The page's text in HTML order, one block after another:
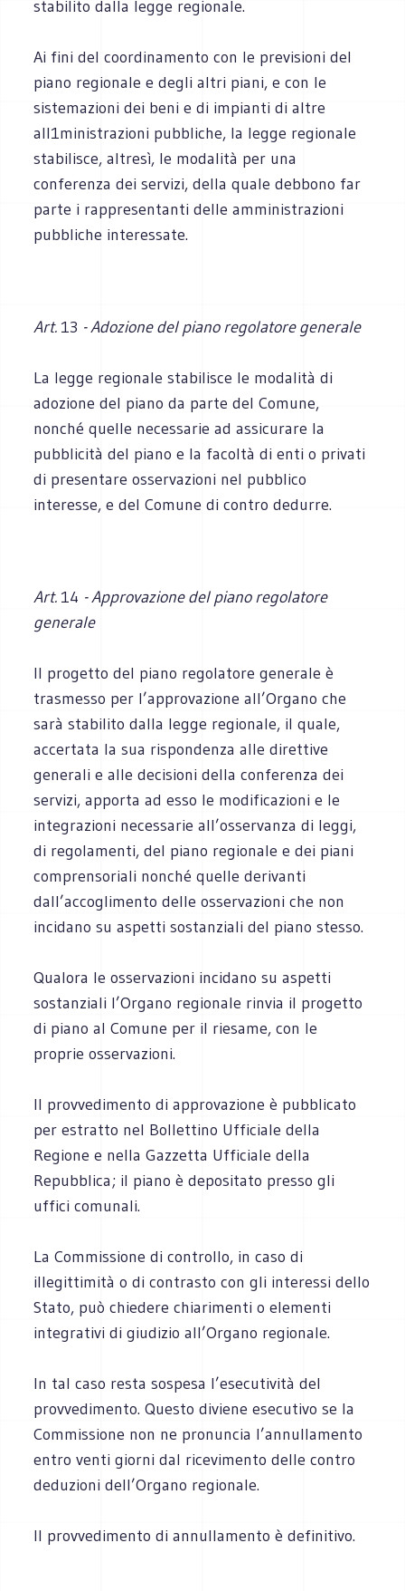
stabilito dalla legge regionale.
Ai fini del coordinamento con le previsioni del
piano regionale e degli altri piani, e con le
sistemazioni dei beni e di impianti di altre
aIl1ministrazioni pubbliche, la legge regionale
stabilisce, altresì, le modalità per una
conferenza dei servizi, della quale debbono far
parte i rappresentanti delle amministrazioni
pubbliche interessate.
Art. 13 - Adozione del piano regolatore generale
La legge regionale stabilisce le modalità di
adozione del piano da parte del Comune,
nonché quelle necessarie ad assicurare la
pubblicità del piano e la facoltà di enti o privati
di presentare osservazioni nel pubblico
interesse, e del Comune di contro dedurre.
Art. 14 - Approvazione del piano regolatore
generale
Il progetto del piano regolatore generale è
trasmesso per l’approvazione all’Organo che
sarà stabilito dalla legge regionale, il quale,
accertata la sua rispondenza alle direttive
generali e alle decisioni della conferenza dei
servizi, apporta ad esso le modificazioni e le
integrazioni necessarie all’osservanza di leggi,
di regolamenti, del piano regionale e dei piani
comprensoriali nonché quelle derivanti
dall’accoglimento delle osservazioni che non
incidano su aspetti sostanziali del piano stesso.
Qualora le osservazioni incidano su aspetti
sostanziali l’Organo regionale rinvia il progetto
di piano al Comune per il riesame, con le
proprie osservazioni.
Il provvedimento di approvazione è pubblicato
per estratto nel Bollettino Ufficiale della
Regione e nella Gazzetta Ufficiale della
Repubblica; il piano è depositato presso gli
uffici comunali.
La Commissione di controllo, in caso di
illegittimità o di contrasto con gli interessi dello
Stato, può chiedere chiarimenti o elementi
integrativi di giudizio all’Organo regionale.
In tal caso resta sospesa l’esecutività del
provvedimento. Questo diviene esecutivo se la
Commissione non ne pronuncia l’annullamento
entro venti giorni dal ricevimento delle contro
deduzioni dell’Organo regionale.
Il provvedimento di annullamento è definitivo.